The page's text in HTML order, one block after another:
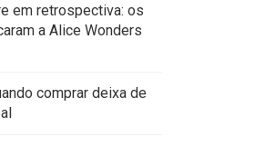
em retrospectiva: os
a Alice Wonders
comprar deixa de